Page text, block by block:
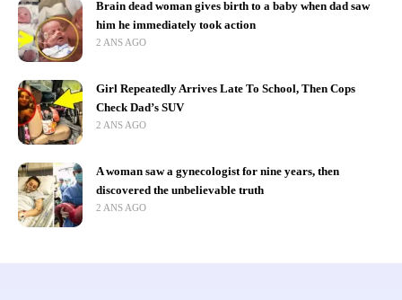
Brain dead woman gives birth to a baby when dad saw
him he immediately took action
2 ANS AGO
Girl Repeatedly Arrives Late To School, Then Cops
Check Dad’s SUV
2 ANS AGO
A woman saw a gynecologist for nine years, then
discovered the unbelievable truth
2 ANS AGO